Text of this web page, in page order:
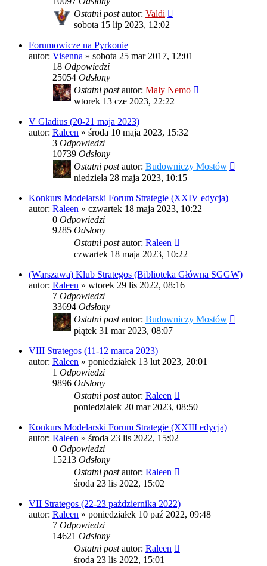
Ostatni postautor: Valdi
sobota 15 lip 2023, 12:02
Forumowicze na Pyrkonie
autor: Visenna » sobota 25 mar 2017, 12:01
18 Odpowiedzi
25054 Odsłony
Ostatni postautor: Mały Nemo
wtorek 13 cze 2023, 22:22
V Gladius (20-21 maja 2023)
autor: Raleen » środa 10 maja 2023, 15:32
3 Odpowiedzi
10739 Odsłony
Ostatni postautor: Budowniczy Mostów
niedziela 28 maja 2023, 10:15
Konkurs Modelarski Forum Strategie (XXIV edycja)
autor: Raleen » czwartek 18 maja 2023, 10:22
0 Odpowiedzi
9285 Odsłony
Ostatni postautor: Raleen
czwartek 18 maja 2023, 10:22
(Warszawa) Klub Strategos (Biblioteka Główna SGGW)
autor: Raleen » wtorek 29 lis 2022, 08:16
7 Odpowiedzi
33694 Odsłony
Ostatni postautor: Budowniczy Mostów
piątek 31 mar 2023, 08:07
VIII Strategos (11-12 marca 2023)
autor: Raleen » poniedziałek 13 lut 2023, 20:01
1 Odpowiedzi
9896 Odsłony
Ostatni postautor: Raleen
poniedziałek 20 mar 2023, 08:50
Konkurs Modelarski Forum Strategie (XXIII edycja)
autor: Raleen » środa 23 lis 2022, 15:02
0 Odpowiedzi
15213 Odsłony
Ostatni postautor: Raleen
środa 23 lis 2022, 15:02
VII Strategos (22-23 października 2022)
autor: Raleen » poniedziałek 10 paź 2022, 09:48
7 Odpowiedzi
14621 Odsłony
Ostatni postautor: Raleen
środa 23 lis 2022, 15:01